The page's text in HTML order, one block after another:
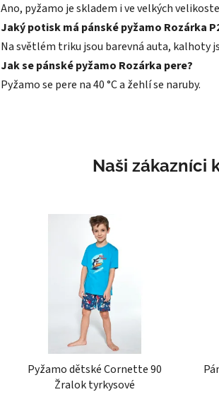
Ano, pyžamo je skladem i ve velkých
Jaký potisk má pánské pyžamo Rozárka
Na světlém triku jsou barevná auta, kalhoty
Jak se pánské pyžamo Rozárka pere?
Pyžamo se pere na 40 °C a žehlí se naruby.
Naši zákazníci
Pyžamo dětské Cornette 90
Žralok tyrkysové